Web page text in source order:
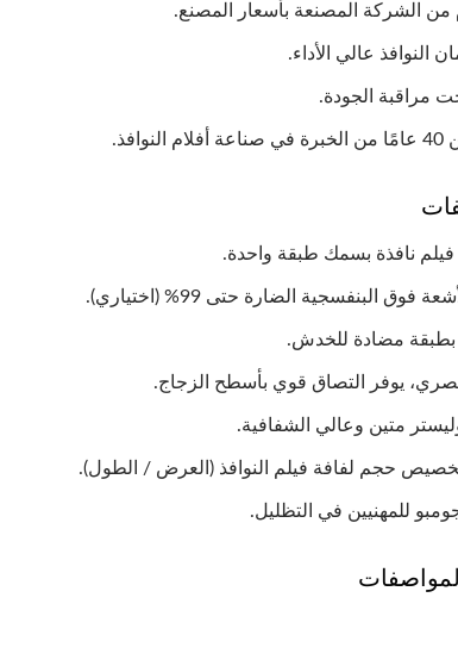
الشركة المصنعة بأسعار المصنع.
النوافذ عالي الأداء.
مراقبة الجودة.
نافذة بسمك طبقة واحدة.
فوق البنفسجية الضارة حتى 99% (اختياري).
مضادة للخدش.
يوفر التصاق قوي بأسطح الزجاج.
متين وعالي الشفافية.
حجم لفافة فيلم النوافذ (العرض / الطول).
للمهنيين في التظليل.